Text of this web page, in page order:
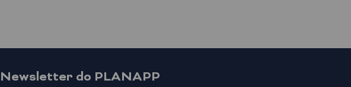
Newsletter do PLANAPP